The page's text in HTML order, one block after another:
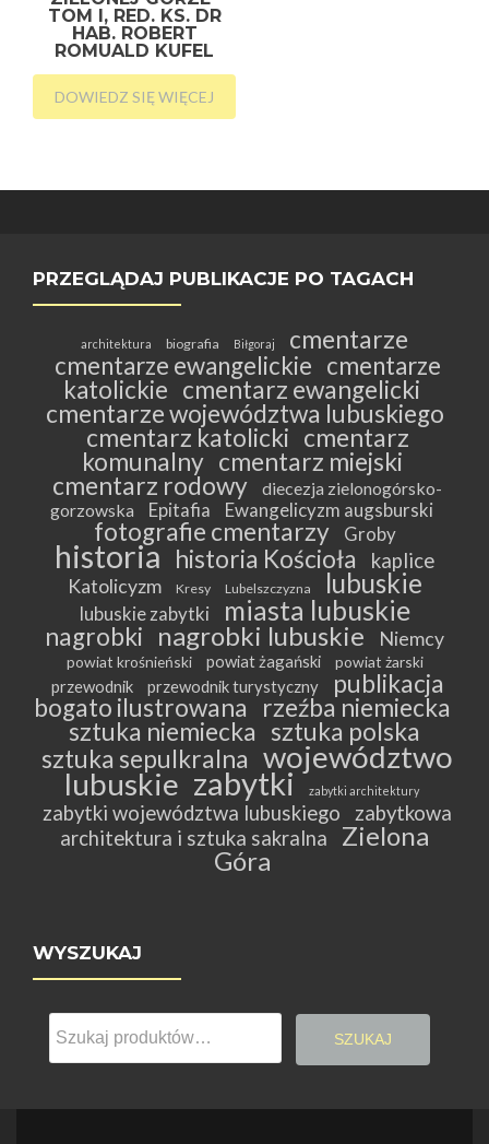
TOM I, RED. KS. DR
HAB. ROBERT
ROMUALD KUFEL
DOWIEDZ SIĘ WIĘCEJ
PRZEGLĄDAJ PUBLIKACJE PO TAGACH
architektura biografia Biłgoraj
cmentarze
cmentarze ewangelickie cmentarze
katolickie cmentarz ewangelicki
cmentarze województwa lubuskiego
cmentarz katolicki cmentarz
komunalny cmentarz miejski
cmentarz rodowy
diecezja zielonogórsko-
gorzowska
Epitafia Ewangelicyzm augsburski
fotografie cmentarzy Groby
historia historia Kościoła kaplice
Katolicyzm Kresy Lubelszczyzna lubuskie
lubuskie zabytki miasta lubuskie
nagrobki nagrobki lubuskie Niemcy
powiat krośnieński powiat żagański powiat żarski
przewodnik przewodnik turystyczny
publikacja
bogato ilustrowana
rzeźba niemiecka
sztuka niemiecka sztuka polska
sztuka sepulkralna województwo
lubuskie zabytki zabytki architektury
zabytki województwa lubuskiego
zabytkowa
architektura i sztuka sakralna
Zielona
Góra
WYSZUKAJ
Szukaj:
SZUKAJ